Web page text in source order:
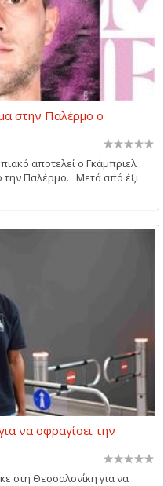
στην Παλέρμο ο
αποτελεί ο Γκάμπριελ
Παλέρμο. Μετά από έξι
να σφραγίσει την
στη Θεσσαλονίκη για να